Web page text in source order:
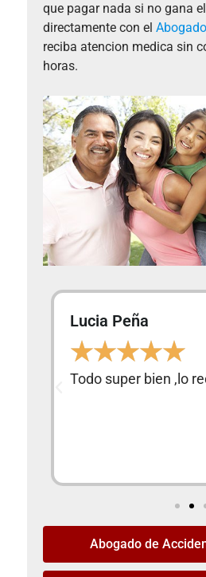
que pagar nada si no gana
directamente con el
reciba atencion medica sin
horas.
Arturo Peña
★★★★★
Excelente servicio
Abogado de